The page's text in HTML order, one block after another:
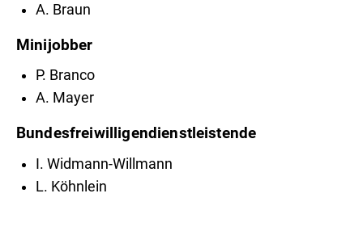
A. Braun
Minijobber
P. Branco
A. Mayer
Bundesfreiwilligendienstleistende
I. Widmann-Willmann
L. Köhnlein